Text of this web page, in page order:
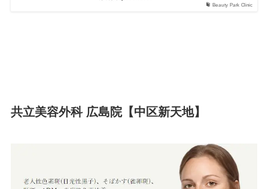
Beauty Park Clinic
共立美容外科 広島院【中区新天地】